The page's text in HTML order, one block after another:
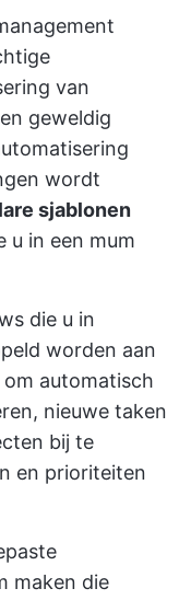
van
geweldig
wordt
sjablonen
u in een mum
die u in
worden aan
automatisch
nieuwe taken
bij te
en prioriteiten
maken die